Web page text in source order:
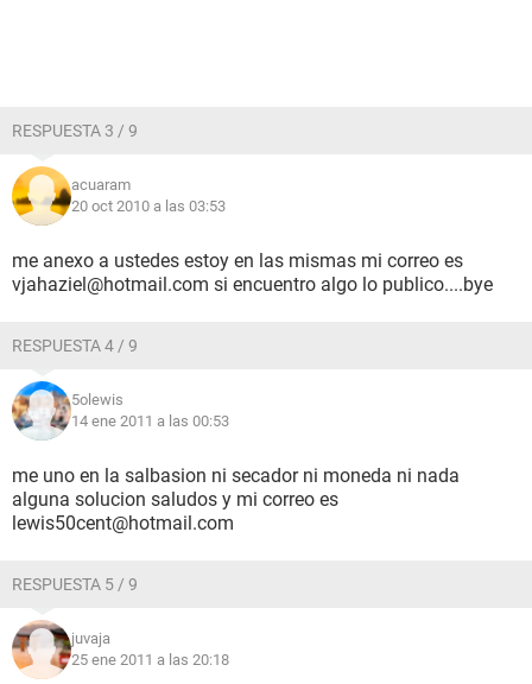
RESPUESTA 3 / 9
acuaram
20 oct 2010 a las 03:53
me anexo a ustedes estoy en las mismas mi correo es
vjahaziel@hotmail.com si encuentro algo lo publico....bye
RESPUESTA 4 / 9
5olewis
14 ene 2011 a las 00:53
me uno en la salbasion ni secador ni moneda ni nada
alguna solucion saludos y mi correo es
lewis50cent@hotmail.com
RESPUESTA 5 / 9
juvaja
25 ene 2011 a las 20:18